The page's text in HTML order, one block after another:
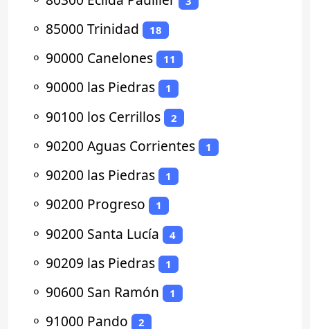
⚬ 85000 Trinidad 18
⚬ 90000 Canelones 11
⚬ 90000 las Piedras 1
⚬ 90100 los Cerrillos 2
⚬ 90200 Aguas Corrientes 1
⚬ 90200 las Piedras 1
⚬ 90200 Progreso 1
⚬ 90200 Santa Lucía 4
⚬ 90209 las Piedras 1
⚬ 90600 San Ramón 1
⚬ 91000 Pando 2